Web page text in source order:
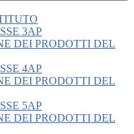
3AP
DEI PRODOTTI DEL
4AP
DEI PRODOTTI DEL
5AP
DEI PRODOTTI DEL